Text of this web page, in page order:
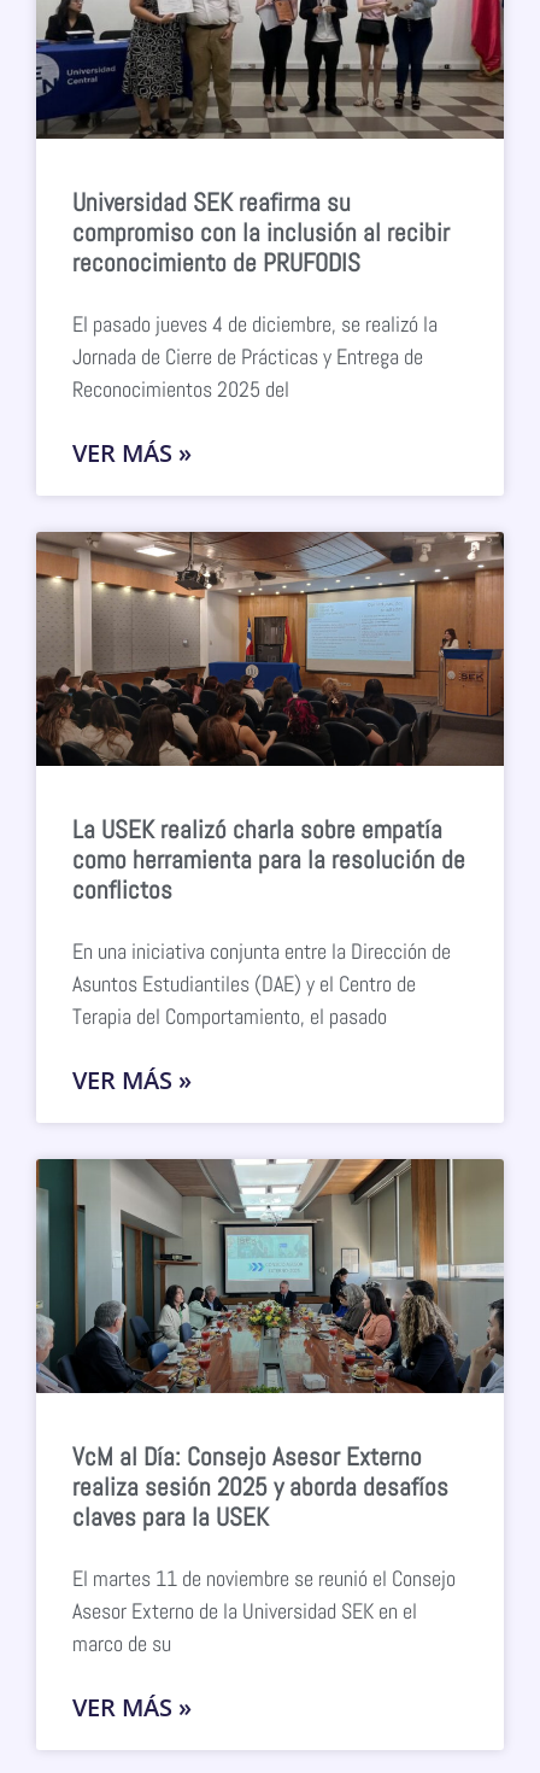
Universidad SEK reafirma su
compromiso con la inclusión al recibir
reconocimiento de PRUFODIS
El pasado jueves 4 de diciembre, se realizó la
Jornada de Cierre de Prácticas y Entrega de
Reconocimientos 2025 del
VER MÁS »
La USEK realizó charla sobre empatía
como herramienta para la resolución de
conflictos
En una iniciativa conjunta entre la Dirección de
Asuntos Estudiantiles (DAE) y el Centro de
Terapia del Comportamiento, el pasado
VER MÁS »
VcM al Día: Consejo Asesor Externo
realiza sesión 2025 y aborda desafíos
claves para la USEK
El martes 11 de noviembre se reunió el Consejo
Asesor Externo de la Universidad SEK en el
marco de su
VER MÁS »